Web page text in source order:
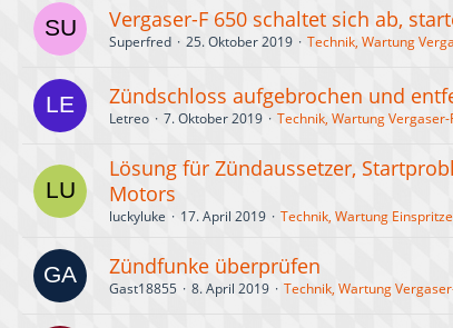
Vergaser-F 650 schaltet sich ab,
Superfred 25. Oktober 2019 Technik, Wartung
Zündschloss aufgebrochen und
Letreo 7. Oktober 2019 Technik, Wartung Vergaser-
Lösung für Zündaussetzer,
Motors
luckyluke 17. April 2019 Technik, Wartung
Zündfunke überprüfen
Gast18855 8. April 2019 Technik, Wartung